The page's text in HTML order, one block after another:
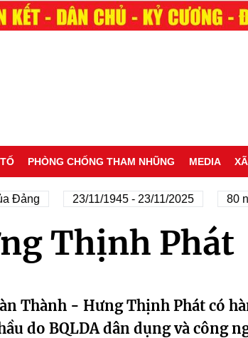
PHÒNG CHỐNG THAM NHŨNG MEDIA
Đảng 23/11/1945 - 23/11/2025 80
Thịnh Phát
Thành - Hưng Thịnh Phát có
do BQLDA dân dụng và công